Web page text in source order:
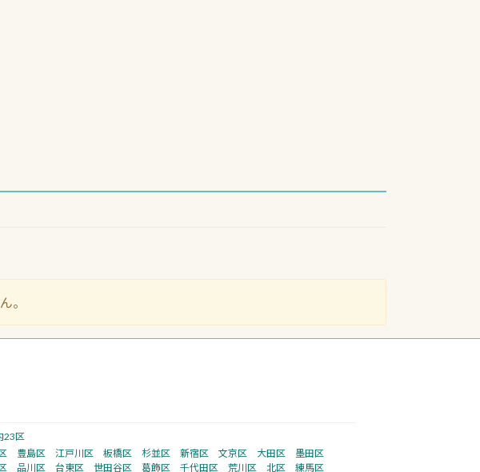
。
23区
豊島区 江戸川区 板橋区 杉並区 新宿区 文京区 大田区
墨田区
品川区 台東区 世田谷区 葛飾区 千代田区 荒川区 北区
練馬区